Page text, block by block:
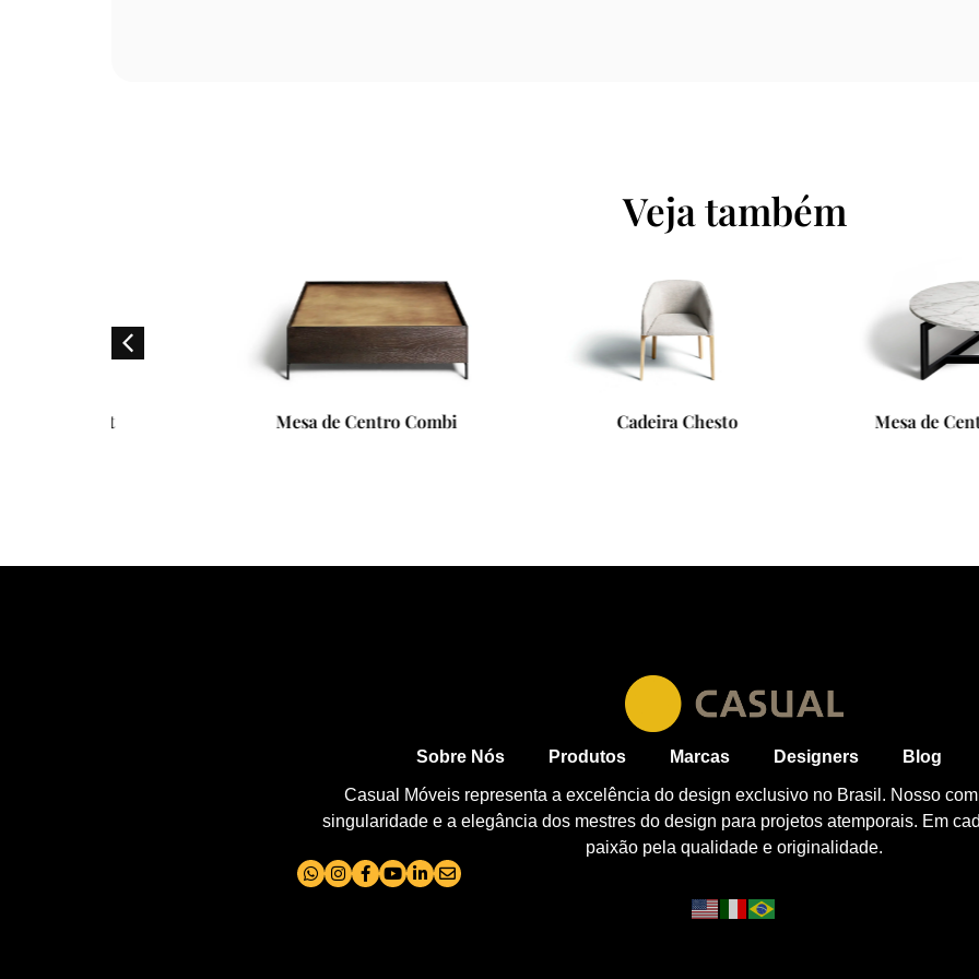
Veja também
Mesa de Centro Combi Cadeira Chesto Mesa de Centro
Sobre Nós Produtos Marcas Designers Blog
Casual Móveis representa a excelência do design exclusivo no Brasil. Nosso
singularidade e a elegância dos mestres do design para projetos atemporais. Em
paixão pela qualidade e originalidade.